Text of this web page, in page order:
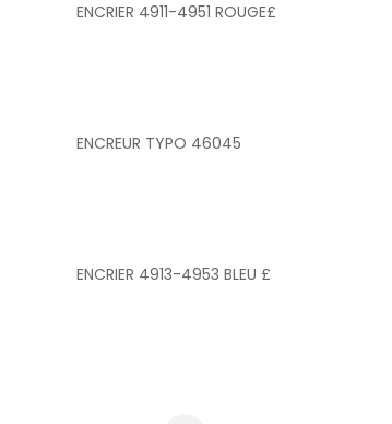
ENCRIER 4911-4951 ROUGE£
ENCREUR TYPO 46045
ENCRIER 4913-4953 BLEU £